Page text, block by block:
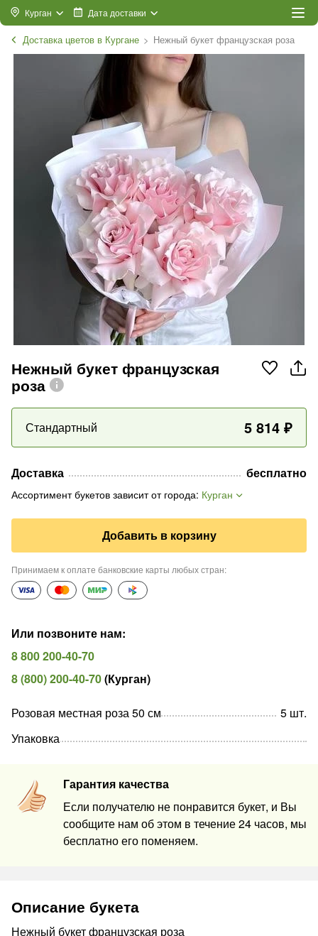
Курган Дата доставки
Доставка цветов в Кургане Нежный букет французская роза
Нежный букет французская
роза
Стандартный 5 814 ₽
Доставка бесплатно
Ассортимент букетов зависит от города: Курган
Добавить в корзину
Принимаем к оплате банковские карты любых стран:
Или позвоните нам:
8 800 200-40-70
8 (800) 200-40-70(Курган)
Гарантия качества
Если получателю не понравится букет, и Вы
сообщите нам об этом в течение 24 часов, мы
бесплатно его поменяем.
Розовая местная роза 50 см 5 шт.
Упаковка
Описание букета
Нежный букет французская роза